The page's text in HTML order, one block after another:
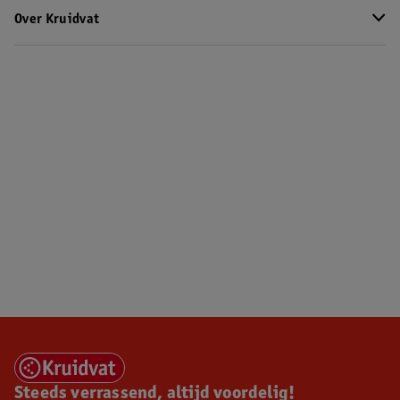
Over Kruidvat
Steeds verrassend, altijd voordelig!